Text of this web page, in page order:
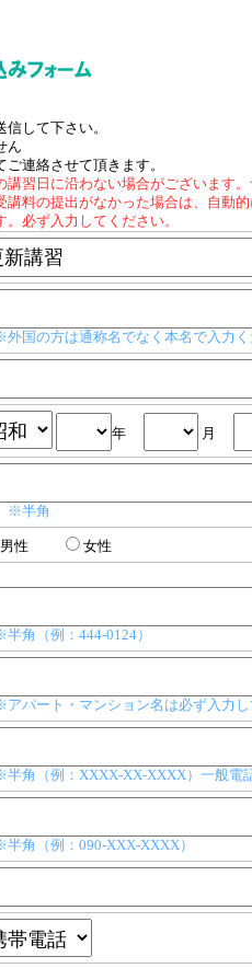
して下さい。
ん
連絡させて頂きます。
講習日に沿わない場合がございます
講料の提出がなかった場合は、自動
必ず入力してください。
外国の方は通称名でなく本名で入力
年
月
※半角
男性
女性
半角（例：444-0124）
アパート・マンション名は必ず入力
半角（例：XXXX-XX-XXXX）一般電
半角（例：090-XXX-XXXX）